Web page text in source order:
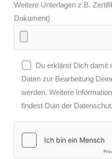
Weitere Unterlagen z.B.
Dokument)
Du erklärst Dich damit
Daten zur Bearbeitung
werden. Weitere
findest Duin der